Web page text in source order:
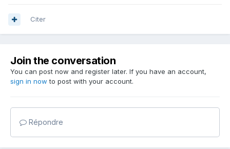
Citer
Join the conversation
You can post now and register later. If you have an account,
sign in now to post with your account.
Répondre